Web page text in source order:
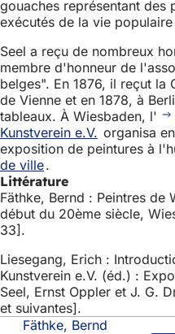
gouaches représentant des
exécutés de la vie
Seel a reçu de nombreux
membre d'honneur de
belges". En 1876, il reçut la
de Vienne et en 1878, à
tableaux. À Wiesbaden, l'
Kunstverein e.V. organisa
exposition de peintures à
de ville.
Littérature
Fäthke, Bernd : Peintres de
début du 20ème siècle,
33].
Liesegang, Erich :
Kunstverein e.V. (éd.) :
Seel, Ernst Oppler et J. G.
et suivantes].
Fäthke, Bernd